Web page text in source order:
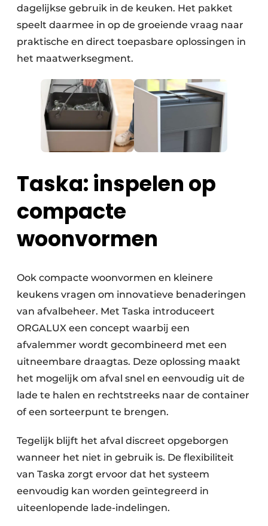
dagelijkse gebruik in de keuken. Het pakket
speelt daarmee in op de groeiende vraag naar
praktische en direct toepasbare oplossingen in
het maatwerksegment.
Taska: inspelen op
compacte
woonvormen
Ook compacte woonvormen en kleinere
keukens vragen om innovatieve benaderingen
van afvalbeheer. Met Taska introduceert
ORGALUX een concept waarbij een
afvalemmer wordt gecombineerd met een
uitneembare draagtas. Deze oplossing maakt
het mogelijk om afval snel en eenvoudig uit de
lade te halen en rechtstreeks naar de container
of een sorteerpunt te brengen.
Tegelijk blijft het afval discreet opgeborgen
wanneer het niet in gebruik is. De flexibiliteit
van Taska zorgt ervoor dat het systeem
eenvoudig kan worden geïntegreerd in
uiteenlopende lade-indelingen.